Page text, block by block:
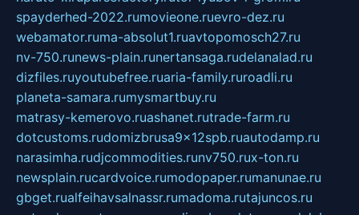
spayderhed-2022.rumovieone.ruevro-dez.ru
webamator.ruma-absolut1.ruavtopomosch27.ru
nv-750.runews-plain.runertansaga.rudelanalad.ru
dizfiles.ruyoutubefree.ruaria-family.ruroadli.ru
planeta-samara.rumysmartbuy.ru
matrasy-kemerovo.ruashanet.rutrade-farm.ru
dotcustoms.rudomizbrusa9x12spb.ruautodamp.ru
narasimha.rudjcommodities.runv750.rux-ton.ru
newsplain.rucardvoice.rumodopaper.rumanunae.ru
gbget.rualfeihavsalnassr.rumadoma.rutajuncos.ru